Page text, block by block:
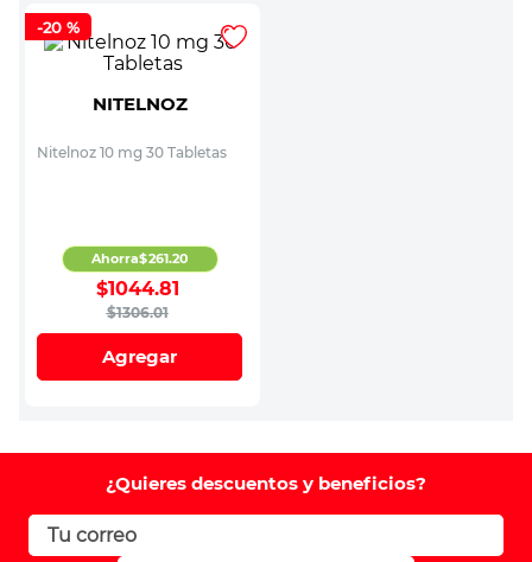
-20 %
NITELNOZ
Nitelnoz 10 mg 30 Tabletas
$1306.01
$1044.81
Ahorra$261.20
Agregar
¿Quieres descuentos y beneficios?